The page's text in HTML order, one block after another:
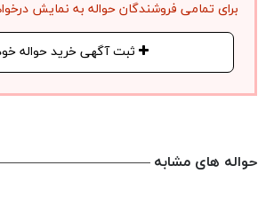
برای تمامی فروشندگان حواله به نمایش
ثبت آگهی خرید حواله
حواله های مشابه